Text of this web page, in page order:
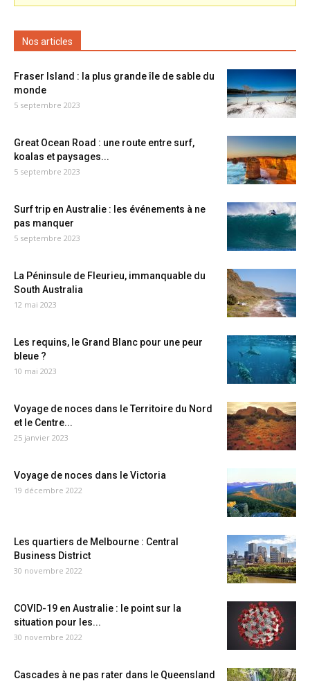
Nos articles
Fraser Island : la plus grande île de sable du
monde
5 septembre 2023
Great Ocean Road : une route entre surf,
koalas et paysages...
5 septembre 2023
Surf trip en Australie : les événements à ne
pas manquer
5 septembre 2023
La Péninsule de Fleurieu, immanquable du
South Australia
12 mai 2023
Les requins, le Grand Blanc pour une peur
bleue ?
10 mai 2023
Voyage de noces dans le Territoire du Nord
et le Centre...
25 janvier 2023
Voyage de noces dans le Victoria
19 décembre 2022
Les quartiers de Melbourne : Central
Business District
30 novembre 2022
COVID-19 en Australie : le point sur la
situation pour les...
30 novembre 2022
Cascades à ne pas rater dans le Queensland